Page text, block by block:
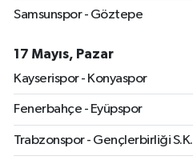
Samsunspor - Göztepe
17 Mayıs, Pazar
Kayserispor - Konyaspor
Fenerbahçe - Eyüpspor
Trabzonspor - Gençlerbirliği S.K.